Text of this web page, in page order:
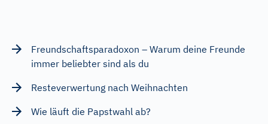
Freundschaftsparadoxon – Warum deine Freunde
immer beliebter sind als du
Resteverwertung nach Weihnachten
Wie läuft die Papstwahl ab?